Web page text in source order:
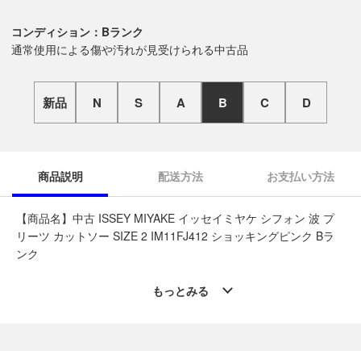
コンディション：Bランク
通常使用による傷や汚れが見受けられる中古品
新品 N S A B C D
商品説明 配送方法 お支払い方法
【商品名】中古 ISSEY MIYAKE イッセイミヤケ シフォン 波 プ
リーツ カットソー SIZE 2 IM11FJ412 ショッキングピンク Bラ
ンク
◆こちらの商品は「古着館 帯広イーストモール店 」からの出品
もっとみる